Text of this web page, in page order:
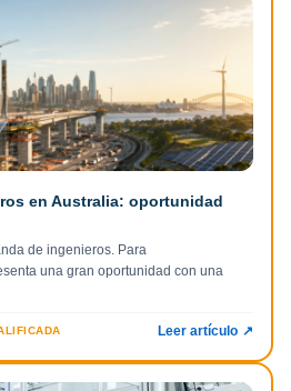
en Australia: oportunidad
de ingenieros. Para
una gran oportunidad con una
Leer artículo ↗